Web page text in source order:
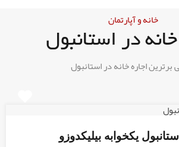
خانه و آپارتمان
خانه در استانبول
برترین اجاره خانه در استانبول
یکخوابه بیلیکدوزو